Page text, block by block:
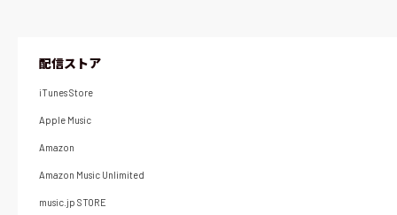
配信ストア
iTunes Store
Apple Music
Amazon
Amazon Music Unlimited
music.jp STORE